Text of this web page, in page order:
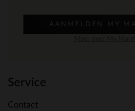
AANMELDEN MY
Service
Contact